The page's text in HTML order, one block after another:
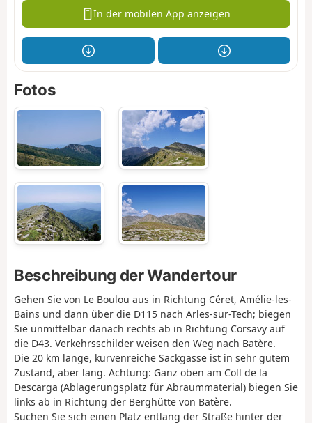
In der mobilen App anzeigen
Fotos
Beschreibung der Wandertour
Gehen Sie von Le Boulou aus in Richtung Céret, Amélie-les-
Bains und dann über die D115 nach Arles-sur-Tech; biegen
Sie unmittelbar danach rechts ab in Richtung Corsavy auf
die D43. Verkehrsschilder weisen den Weg nach Batère.
Die 20 km lange, kurvenreiche Sackgasse ist in sehr gutem
Zustand, aber lang. Achtung: Ganz oben am Coll de la
Descarga (Ablagerungsplatz für Abraummaterial) biegen Sie
links ab in Richtung der Berghütte von Batère.
Suchen Sie sich einen Platz entlang der Straße hinter der